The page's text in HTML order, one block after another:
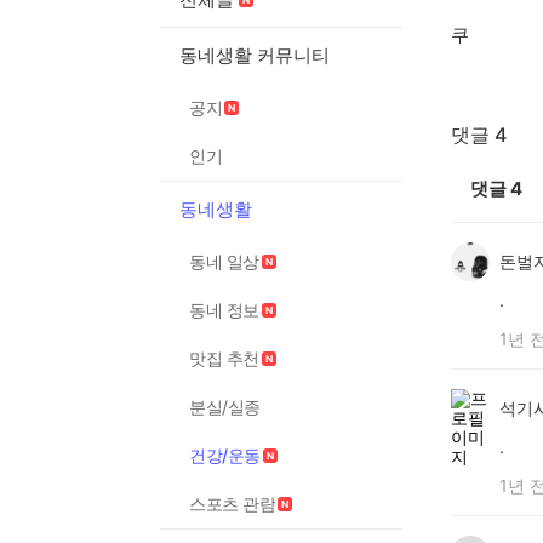
동네생활 커뮤니티
공지
인기
동네생활
동네 일상
동네 정보
맛집 추천
분실/실종
건강/운동
스포츠 관람
쿠
댓글 4
댓글4
돈벌
.
1년 전
석기
.
1년 전